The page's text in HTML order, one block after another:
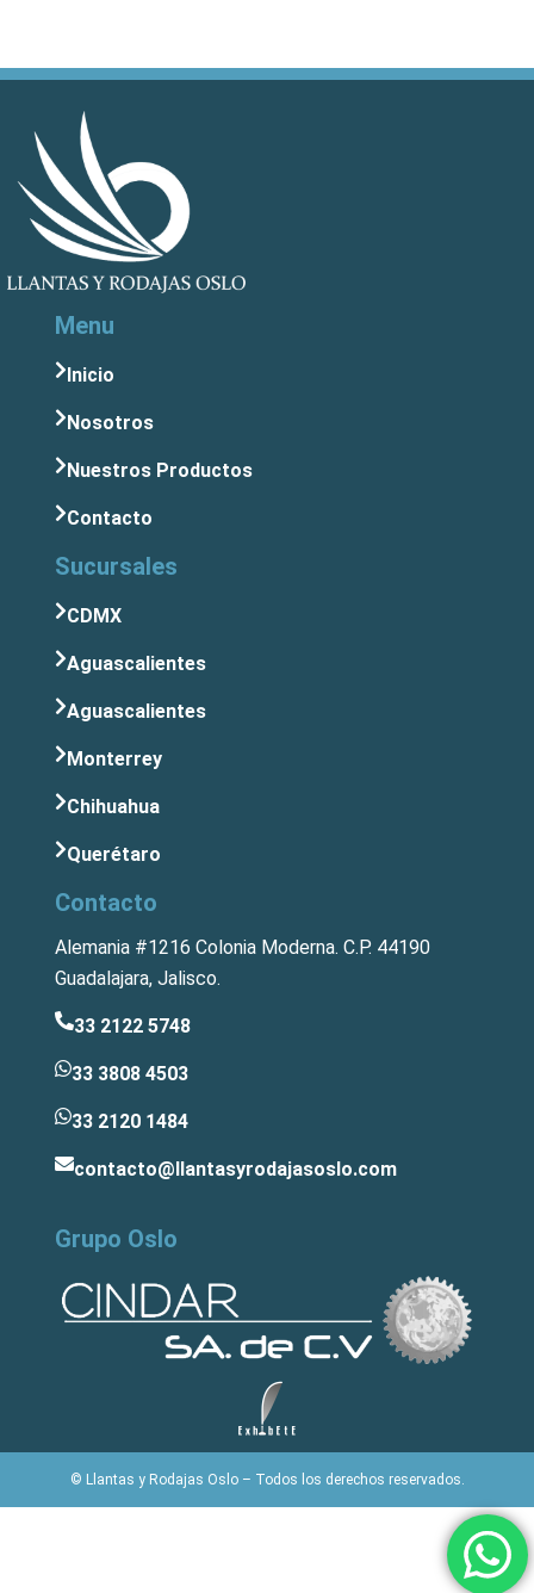
Menu
Inicio
Nosotros
Nuestros Productos
Contacto
Sucursales
CDMX
Aguascalientes
Aguascalientes
Monterrey
Chihuahua
Querétaro
Contacto
Alemania #1216 Colonia Moderna. C.P. 44190
Guadalajara, Jalisco.
33 2122 5748
33 3808 4503
33 2120 1484
contacto@llantasyrodajasoslo.com
Grupo Oslo
© Llantas y Rodajas Oslo – Todos los derechos reservados.